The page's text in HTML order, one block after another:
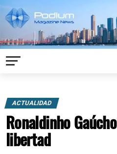
ACTUALIDAD
Ronaldinho
libertad